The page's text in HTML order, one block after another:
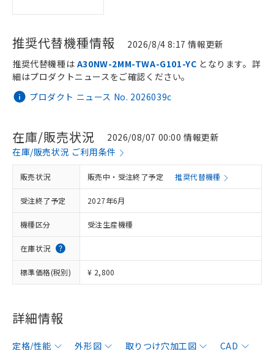
推奨代替機種情報 2026/8/4 8:17 情報更新
プロダクト ニュース No. 2026039c
推奨代替機種は A30NW-2MM-TWA-G101-YC となります。詳
細はプロダクトニュースをご確認ください。
在庫/販売状況
2026/08/07 00:00 情報更新
在庫/販売状況 ご利用条件
販売状況 販売中・受注終了予定 推奨代替機種
受注終了予定 2027年6月
機種区分 受注生産機種
在庫状況
標準価格(税別) ¥ 2,800
詳細情報
定格/性能 外形図 取りつけ穴加工図
CAD